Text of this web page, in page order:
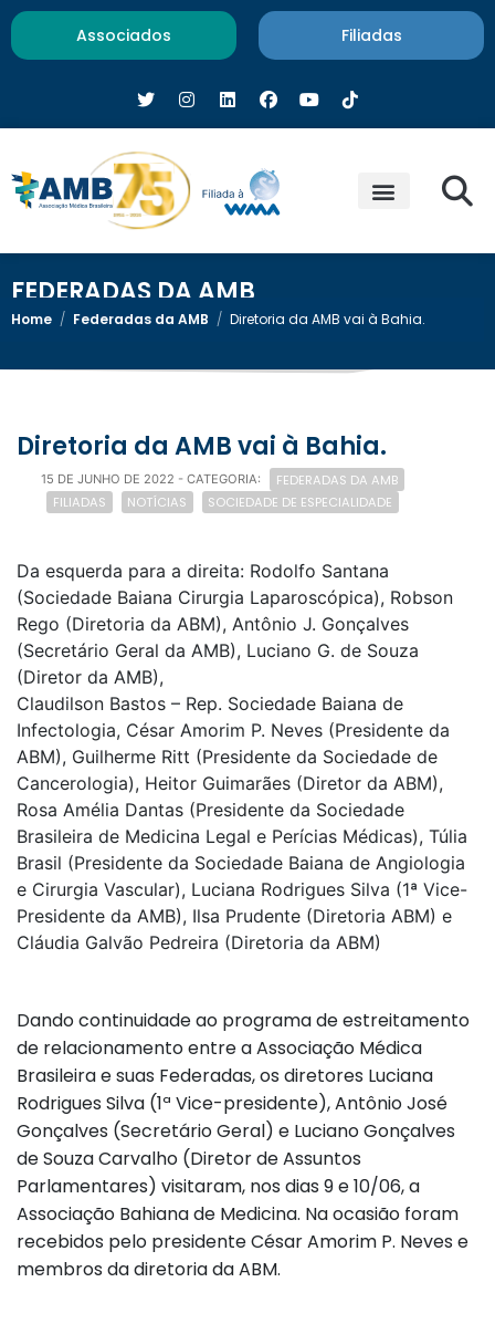
Associados Filiadas
FEDERADAS DA AMB
Home / Federadas da AMB / Diretoria da AMB vai à Bahia.
Diretoria da AMB vai à Bahia.
15 DE JUNHO DE 2022 - CATEGORIA:
FEDERADAS DA AMB
FILIADAS
NOTÍCIAS SOCIEDADE DE ESPECIALIDADE
Da esquerda para a direita: Rodolfo Santana
(Sociedade Baiana Cirurgia Laparoscópica), Robson
Rego (Diretoria da ABM), Antônio J. Gonçalves
(Secretário Geral da AMB), Luciano G. de Souza
(Diretor da AMB),
Claudilson Bastos – Rep. Sociedade Baiana de
Infectologia, César Amorim P. Neves (Presidente da
ABM), Guilherme Ritt (Presidente da Sociedade de
Cancerologia), Heitor Guimarães (Diretor da ABM),
Rosa Amélia Dantas (Presidente da Sociedade
Brasileira de Medicina Legal e Perícias Médicas), Túlia
Brasil (Presidente da Sociedade Baiana de Angiologia
e Cirurgia Vascular), Luciana Rodrigues Silva (1ª Vice-
Presidente da AMB), Ilsa Prudente (Diretoria ABM) e
Cláudia Galvão Pedreira (Diretoria da ABM)
Dando continuidade ao programa de estreitamento
de relacionamento entre a Associação Médica
Brasileira e suas Federadas, os diretores Luciana
Rodrigues Silva (1ª Vice-presidente), Antônio José
Gonçalves (Secretário Geral) e Luciano Gonçalves
de Souza Carvalho (Diretor de Assuntos
Parlamentares) visitaram, nos dias 9 e 10/06, a
Associação Bahiana de Medicina. Na ocasião foram
recebidos pelo presidente César Amorim P. Neves e
membros da diretoria da ABM.